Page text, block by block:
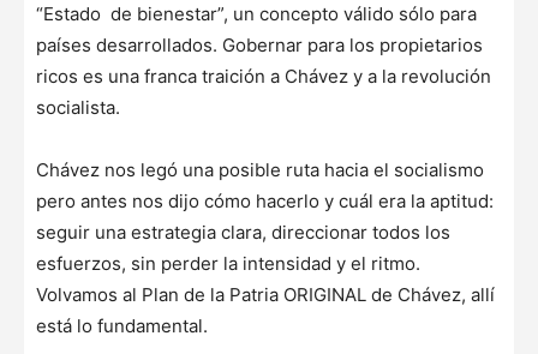
“Estado de bienestar”, un concepto válido sólo para
países desarrollados. Gobernar para los propietarios
ricos es una franca traición a Chávez y a la revolución
socialista.
Chávez nos legó una posible ruta hacia el socialismo
pero antes nos dijo cómo hacerlo y cuál era la aptitud:
seguir una estrategia clara, direccionar todos los
esfuerzos, sin perder la intensidad y el ritmo.
Volvamos al Plan de la Patria ORIGINAL de Chávez, allí
está lo fundamental.